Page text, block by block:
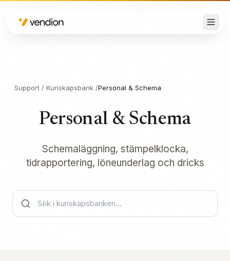
Support / Kunskapsbank /Personal & Schema
Personal & Schema
Schemaläggning, stämpelklocka,
tidrapportering, löneunderlag och dricks